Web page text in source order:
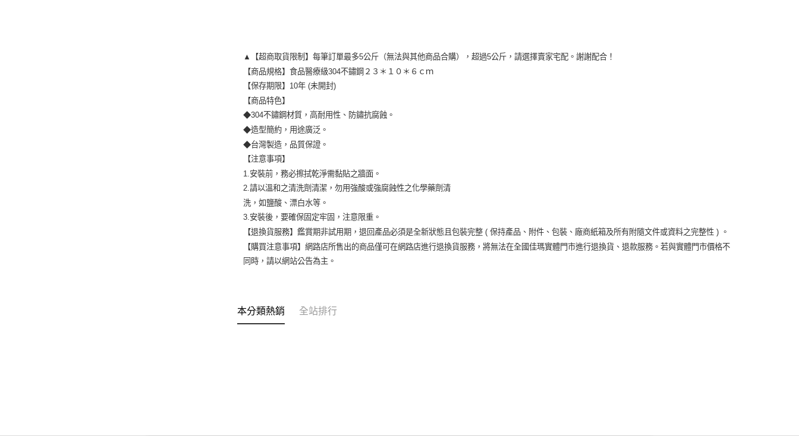
▲【超商取貨限制】每筆訂單最多5公斤（無法與其他商品合購），超過5公斤，請選擇賣家宅配。謝謝配合！
【商品規格】食品醫療級304不鏽鋼２３＊１０＊６ｃｍ
【保存期限】10年 (未開封)
【商品特色】
◆304不鏽鋼材質，高耐用性、防鏽抗腐蝕。
◆造型簡約，用途廣泛。
◆台灣製造，品質保證。
【注意事項】
1.安裝前，務必擦拭乾淨需黏貼之牆面。
2.請以溫和之清洗劑清潔，勿用強酸或強腐蝕性之化學藥劑清
洗，如鹽酸、漂白水等。
3.安裝後，要確保固定牢固，注意限重。
【退換貨服務】鑑賞期非試用期，退回產品必須是全新狀態且包裝完整 ( 保持產品、附件、包裝、廠商紙箱及所有附隨文件或資料之完整性 ) 。
【購買注意事項】網路店所售出的商品僅可在網路店進行退換貨服務，將無法在全國佳瑪實體門市進行退換貨、退款服務。若與實體門市價格不
同時，請以網站公告為主。
本分類熱銷 全站排行